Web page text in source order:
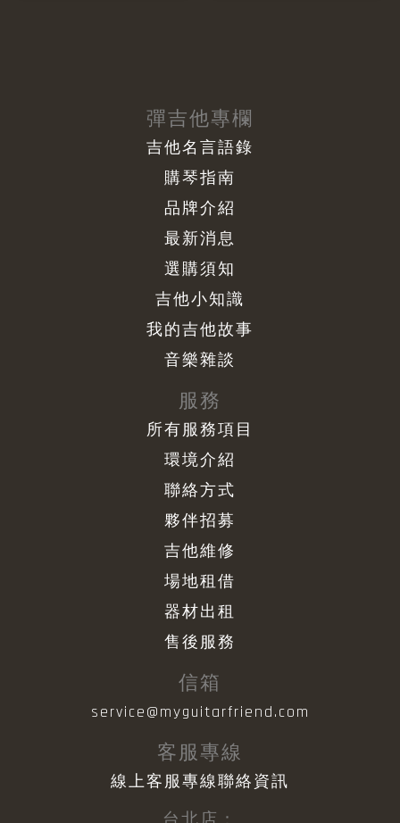
彈吉他專欄
吉他名言語錄
購琴指南
品牌介紹
最新消息
選購須知
吉他小知識
我的吉他故事
音樂雜談
服務
所有服務項目
環境介紹
聯絡方式
夥伴招募
吉他維修
場地租借
器材出租
售後服務
信箱
service@myguitarfriend.com
客服專線
線上客服專線聯絡資訊